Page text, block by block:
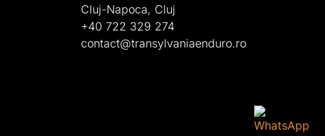
Cluj-Napoca, Cluj
+40 722 329 274
contact@transylvaniaenduro.ro